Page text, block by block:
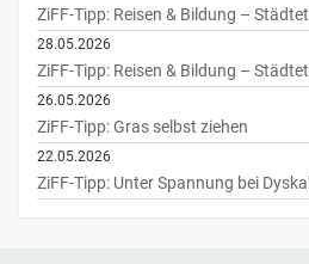
ZiFF-Tipp: Reisen & Bildung –
28.05.2026
ZiFF-Tipp: Reisen & Bildung –
26.05.2026
ZiFF-Tipp: Gras selbst ziehen
22.05.2026
ZiFF-Tipp: Unter Spannung bei